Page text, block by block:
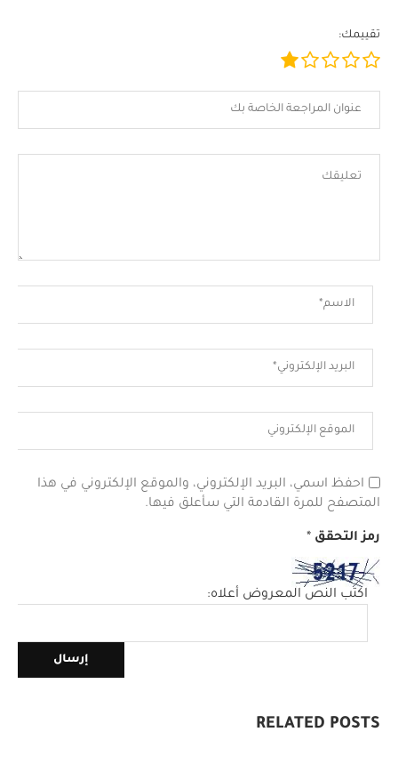
تقييمك:
احفظ اسمي، البريد الإلكتروني، والموقع الإلكتروني في هذا
المتصفح للمرة القادمة التي سأعلق فيها.
رمز التحقق *
اكتب النص المعروض أعلاه:
RELATED POSTS